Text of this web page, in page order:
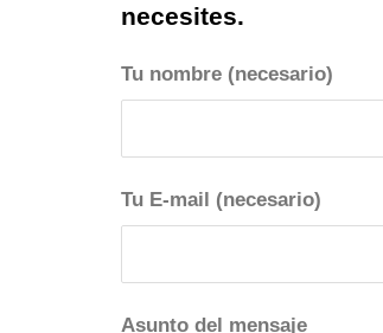
necesites.
Tu nombre (necesario)
Tu E-mail (necesario)
Asunto del mensaje